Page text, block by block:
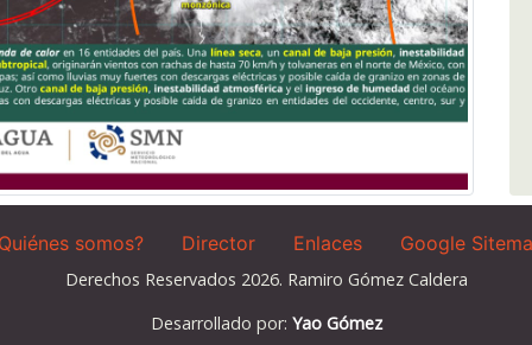
somos? Director Enlaces Google
Derechos Reservados 2026. Ramiro Gómez Caldera
Desarrollado por: Yao Gómez